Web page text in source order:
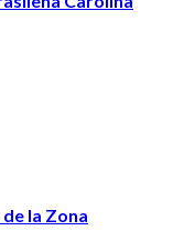
la Zona